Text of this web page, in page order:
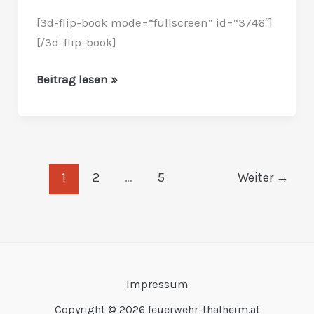
[3d-flip-book mode=“fullscreen“ id=“3746″]
[/3d-flip-book]
Beitrag lesen »
1 2 … 5 Weiter →
Impressum
Copyright © 2026 feuerwehr-thalheim.at